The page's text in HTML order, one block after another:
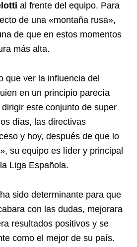
al frente del equipo. Para
de una «montaña rusa»,
de que en estos momentos
más alta.
que ver la influencia del
en un principio parecía
este conjunto de super
días, las directivas
y hoy, después de que lo
su equipo es líder y principal
Liga Española.
sido determinante para que
con las dudas, mejorara
resultados positivos y se
como el mejor de su país.